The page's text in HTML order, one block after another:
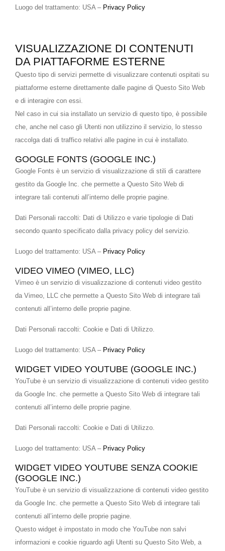
Luogo del trattamento: USA – Privacy Policy
VISUALIZZAZIONE DI CONTENUTI
DA PIATTAFORME ESTERNE
Questo tipo di servizi permette di visualizzare contenuti ospitati su
piattaforme esterne direttamente dalle pagine di Questo Sito Web
e di interagire con essi.
Nel caso in cui sia installato un servizio di questo tipo, è possibile
che, anche nel caso gli Utenti non utilizzino il servizio, lo stesso
raccolga dati di traffico relativi alle pagine in cui è installato.
GOOGLE FONTS (GOOGLE INC.)
Google Fonts è un servizio di visualizzazione di stili di carattere
gestito da Google Inc. che permette a Questo Sito Web di
integrare tali contenuti all’interno delle proprie pagine.
Dati Personali raccolti: Dati di Utilizzo e varie tipologie di Dati
secondo quanto specificato dalla privacy policy del servizio.
Luogo del trattamento: USA – Privacy Policy
VIDEO VIMEO (VIMEO, LLC)
Vimeo è un servizio di visualizzazione di contenuti video gestito
da Vimeo, LLC che permette a Questo Sito Web di integrare tali
contenuti all’interno delle proprie pagine.
Dati Personali raccolti: Cookie e Dati di Utilizzo.
Luogo del trattamento: USA – Privacy Policy
WIDGET VIDEO YOUTUBE (GOOGLE INC.)
YouTube è un servizio di visualizzazione di contenuti video gestito
da Google Inc. che permette a Questo Sito Web di integrare tali
contenuti all’interno delle proprie pagine.
Dati Personali raccolti: Cookie e Dati di Utilizzo.
Luogo del trattamento: USA – Privacy Policy
WIDGET VIDEO YOUTUBE SENZA COOKIE
(GOOGLE INC.)
YouTube è un servizio di visualizzazione di contenuti video gestito
da Google Inc. che permette a Questo Sito Web di integrare tali
contenuti all’interno delle proprie pagine.
Questo widget è impostato in modo che YouTube non salvi
informazioni e cookie riguardo agli Utenti su Questo Sito Web, a